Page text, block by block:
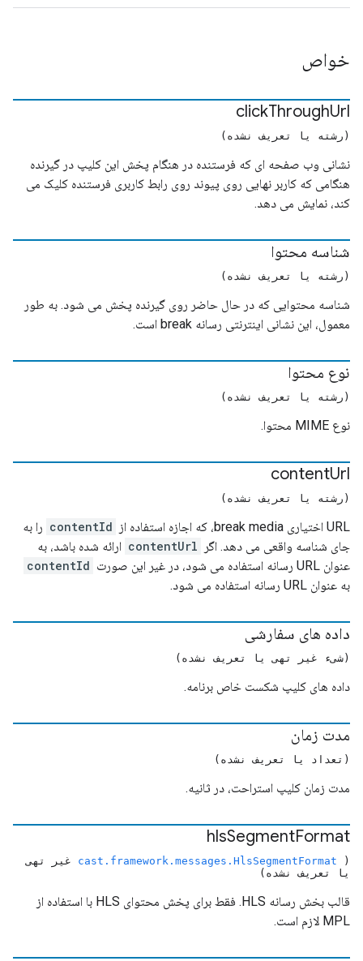
خواص
clickThroughUrl
(رشته یا تعریف نشده)
نشانی وب صفحه ای که فرستنده در هنگام پخش این کلیپ در گیرنده
هنگامی که کاربر نهایی روی پیوند روی رابط کاربری فرستنده کلیک می
کند، نمایش می دهد.
شناسه محتوا
(رشته یا تعریف نشده)
شناسه محتوایی که در حال حاضر روی گیرنده پخش می شود. به طور
معمول، این نشانی اینترنتی رسانه break است.
نوع محتوا
(رشته یا تعریف نشده)
نوع MIME محتوا.
contentUrl
(رشته یا تعریف نشده)
URL اختیاری break media، که اجازه استفاده از contentId را به
جای شناسه واقعی می دهد. اگر
contentUrl ارائه شده باشد، به
عنوان URL رسانه استفاده می شود، در غیر این صورت
contentId
به عنوان URL رسانه استفاده می شود.
داده های سفارشی
(شیء غیر تهی یا تعریف نشده)
داده های کلیپ شکست خاص برنامه.
مدت زمان
(تعداد یا تعریف نشده)
مدت زمان کلیپ استراحت، در ثانیه.
hlsSegmentFormat
(
cast.framework.messages.HlsSegmentFormat غیر تهی
یا تعریف نشده)
قالب بخش رسانه HLS. فقط برای پخش محتوای HLS با استفاده از
MPL لازم است.